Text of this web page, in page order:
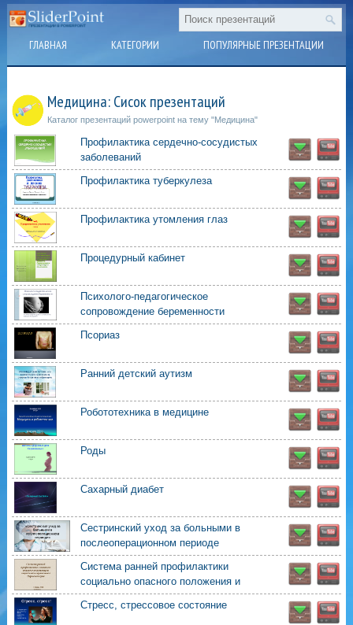
ГЛАВНАЯ КАТЕГОРИИ ПОПУЛЯРНЫЕ ПРЕЗЕНТАЦИИ
Медицина: Сисок презентаций
Каталог презентаций powerpoint на тему "Медицина"
Профилактика сердечно-сосудистых
заболеваний
Профилактика туберкулеза
Профилактика утомления глаз
Процедурный кабинет
Психолого-педагогическое
сопровождение беременности
Псориаз
Ранний детский аутизм
Робототехника в медицине
Роды
Сахарный диабет
Сестринский уход за больными в
послеоперационном периоде
Система ранней профилактики
социально опасного положения и
социального сиротства
Стресс, стрессовое состояние